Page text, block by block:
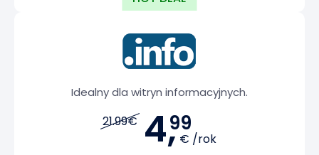
Idealny dla witryn informacyjnych.
21.99€ 4,99
€ /rok